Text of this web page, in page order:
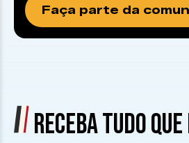
Faça parte da
RECEBA TUDO QUE